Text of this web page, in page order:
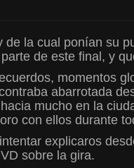
la cual ponían su
de este final, y
momentos
abarrotada
mucho en la
con ellos durante
explicaros
sobre la gira.